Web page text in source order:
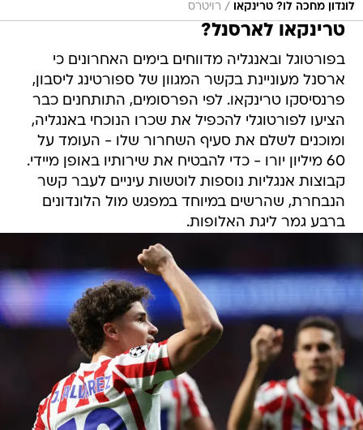
לונדון מחכה לו? טרינקאו / רויטרס
טרינקאו לארסנל?
בפורטוגל ובאנגליה מדווחים בימים האחרונים כי
ארסנל מעוניינת בקשר המגוון של ספורטינג ליסבון,
פרנסיסקו טרינקאו. לפי הפרסומים, התותחנים כבר
הציעו לפורטוגלי להכפיל את שכרו הנוכחי באנגליה,
ומוכנים לשלם את סעיף השחרור שלו - העומד על
60 מיליון יורו - כדי להבטיח את שירותיו באופן מיידי.
קבוצות אנגליות נוספות לוטשות עיניים לעבר קשר
הנבחרת, שהרשים במיוחד במפגש מול הלונדונים
ברבע גמר ליגת האלופות.